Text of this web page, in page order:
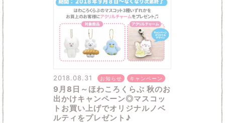
2018.08.31 お知らせ キャンペーン
9月8日～ほわころくらぶ 秋のお
出かけキャンペーン◎マスコッ
トお買い上げでオリジナルノベ
ルティをプレゼント♪